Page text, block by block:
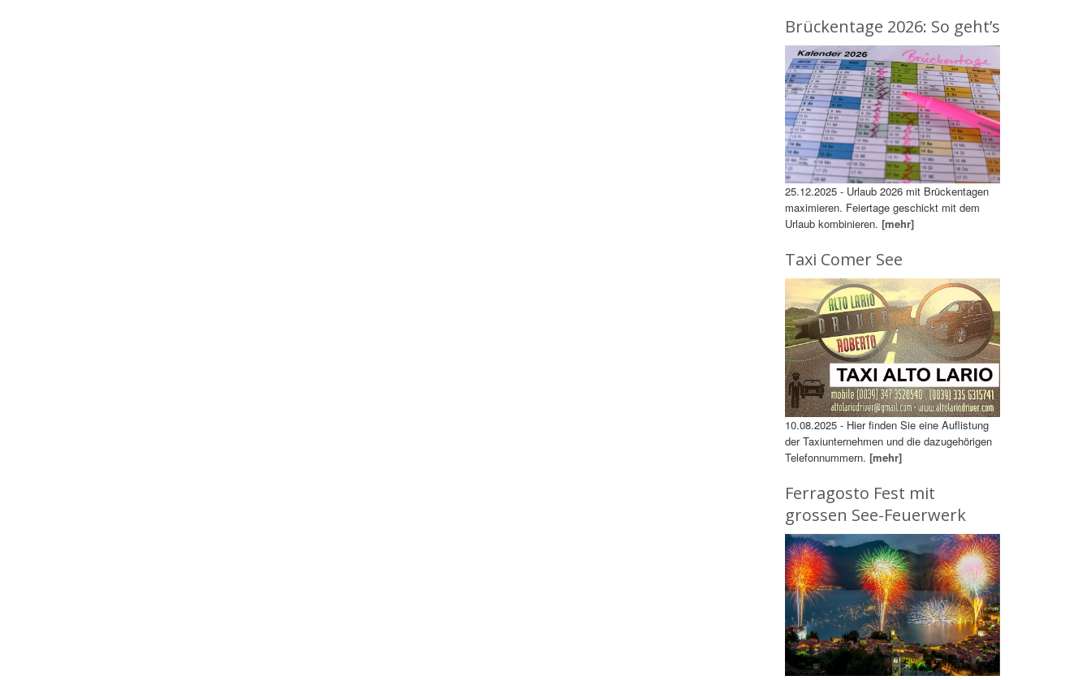
Brückentage 2026: So geht’s
25.12.2025 - Urlaub 2026 mit Brückentagen
maximieren. Feiertage geschickt mit dem
Urlaub kombinieren. [mehr]
Taxi Comer See
10.08.2025 - Hier finden Sie eine Auflistung
der Taxiunternehmen und die dazugehörigen
Telefonnummern. [mehr]
Ferragosto Fest mit
grossen See-Feuerwerk